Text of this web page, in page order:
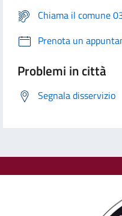
Chiama il comune
Prenota un
Problemi in città
Segnala disservizio